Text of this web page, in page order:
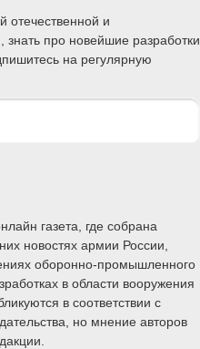
отечественной и
про новейшие разработки
на регулярную
газета, где собрана
новостях армии России,
оборонно-промышленного
в области вооружения
в соответствии с
но мнение авторов